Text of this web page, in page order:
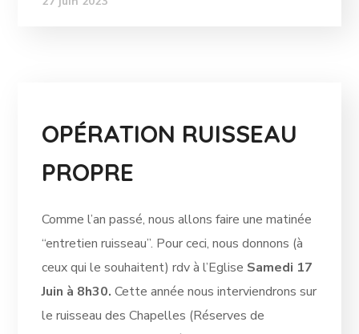
OPÉRATION RUISSEAU
PROPRE
Comme l’an passé, nous allons faire une matinée
“entretien ruisseau”. Pour ceci, nous donnons (à
ceux qui le souhaitent) rdv à l’Eglise Samedi 17
Juin à 8h30.Cette année nous interviendrons sur
le ruisseau des Chapelles (Réserves de